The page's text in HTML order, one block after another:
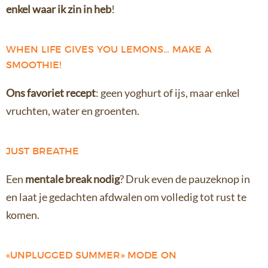
enkel waar ik zin in heb!
WHEN LIFE GIVES YOU LEMONS… MAKE A
SMOOTHIE!
Ons favoriet recept: geen yoghurt of ijs, maar enkel
vruchten, water en groenten.
JUST BREATHE
Een mentale break nodig? Druk even de pauzeknop in
en laat je gedachten afdwalen om volledig tot rust te
komen.
«UNPLUGGED SUMMER» MODE ON